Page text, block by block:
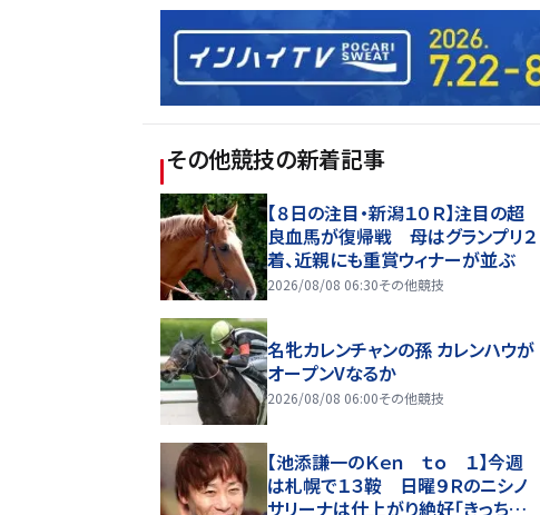
その他競技の新着記事
【８日の注目・新潟１０Ｒ】注目の超
良血馬が復帰戦 母はグランプリ２
着、近親にも重賞ウィナーが並ぶ
2026/08/08 06:30その他競技
名牝カレンチャンの孫 カレンハウが
オープンVなるか
2026/08/08 06:00その他競技
【池添謙一のＫｅｎ ｔｏ １】今週
は札幌で１３鞍 日曜９Ｒのニシノ
サリーナは仕上がり絶好「きっちり